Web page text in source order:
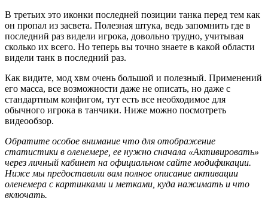
В третьих это иконки последней позиции танка перед тем как
он пропал из засвета. Полезная штука, ведь запомнить где в
последний раз видели игрока, довольно трудно, учитывая
сколько их всего. Но теперь вы точно знаете в какой области
видели танк в последний раз.
Как видите, мод хвм очень большой и полезный. Применений
его масса, все возможности даже не описать, но даже с
стандартным конфигом, тут есть все необходимое для
обычного игрока в танчики. Ниже можно посмотреть
видеообзор.
Обратите особое внимание что для отображение
статистики в оленемере, ее нужно сначала «Активировать»
через личный кабинет на официальном сайте модификации.
Ниже мы предоставили вам полное описание активации
оленемера с картинками и метками, куда нажимать и что
включать.